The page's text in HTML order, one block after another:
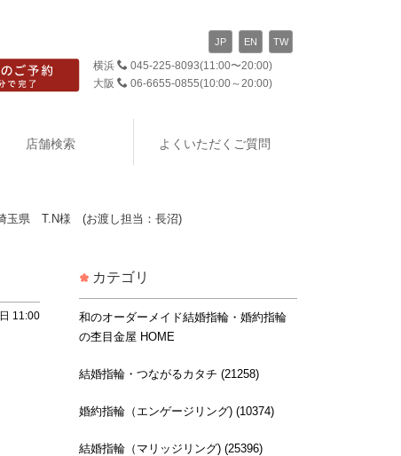
横浜 045-225-8093(11:00〜20:00)
大阪
06-6655-0855(10:00～20:00)
JP EN TW
店舗検索 よくいただくご質問
玉県 T.N様 (お渡し担当：長沼)
11:00
カテゴリ
和のオーダーメイド結婚指輪・婚約指輪
の杢目金屋 HOME
結婚指輪・つながるカタチ (21258)
婚約指輪（エンゲージリング) (10374)
結婚指輪（マリッジリング) (25396)